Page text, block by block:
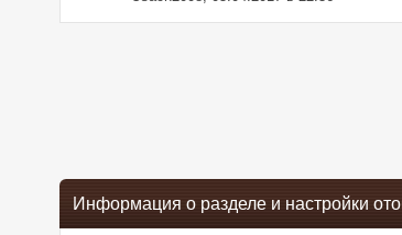
Информация о разделе и настройки